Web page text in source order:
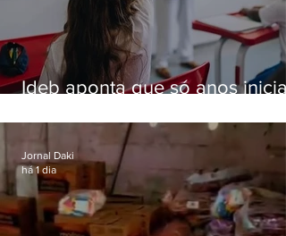
Ideb aponta que só anos
educação
Jornal Daki
há 1 dia